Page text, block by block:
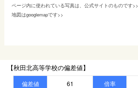
ページ内に使われている写真は、公式サイトのものです>>
地図はgooglemapです>>
【秋田北高等学校の偏差値】
偏差値 61 倍率